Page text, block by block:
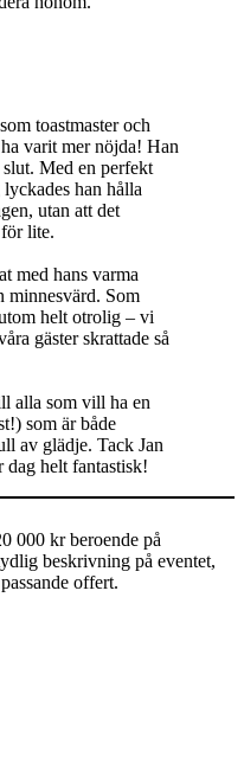
toastmaster och
varit mer nöjda! Han
Med en perfekt
han hålla
utan att det
lite.
med hans varma
minnesvärd. Som
helt otrolig – vi
gäster skrattade så
alla som vill ha en
som är både
av glädje. Tack Jan
helt fantastisk!
000 krberoende på
beskrivning på eventet,
offert.